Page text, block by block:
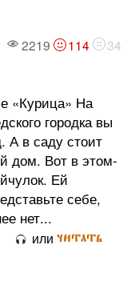
2219 114 34
«Курица» На
городка вы
А в саду стоит
дом. Вот в этом-
Ей
себе,
нет...
или читать